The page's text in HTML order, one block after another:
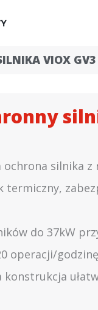
VIOX GV3
ochrona silnika
termiczny,
do 37kW
operacji/
konstrukcja